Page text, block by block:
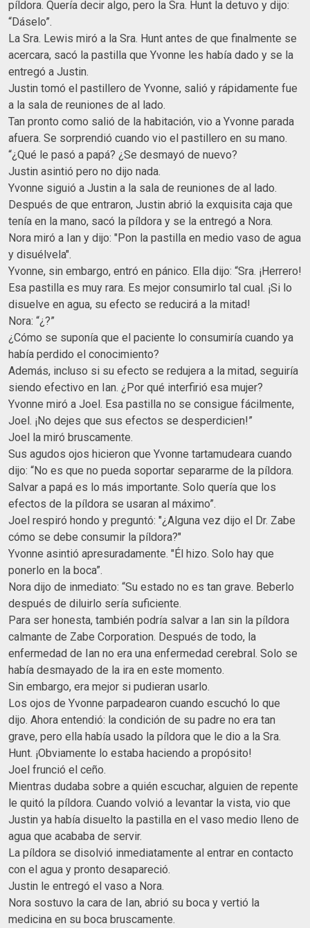
píldora. Quería decir algo, pero la Sra. Hunt la detuvo y dijo:
“Dáselo”.
La Sra. Lewis miró a la Sra. Hunt antes de que finalmente se
acercara, sacó la pastilla que Yvonne les había dado y se la
entregó a Justin.
Justin tomó el pastillero de Yvonne, salió y rápidamente fue
a la sala de reuniones de al lado.
Tan pronto como salió de la habitación, vio a Yvonne parada
afuera. Se sorprendió cuando vio el pastillero en su mano.
“¿Qué le pasó a papá? ¿Se desmayó de nuevo?
Justin asintió pero no dijo nada.
Yvonne siguió a Justin a la sala de reuniones de al lado.
Después de que entraron, Justin abrió la exquisita caja que
tenía en la mano, sacó la píldora y se la entregó a Nora.
Nora miró a Ian y dijo: "Pon la pastilla en medio vaso de agua
y disuélvela".
Yvonne, sin embargo, entró en pánico. Ella dijo: “Sra. ¡Herrero!
Esa pastilla es muy rara. Es mejor consumirlo tal cual. ¡Si lo
disuelve en agua, su efecto se reducirá a la mitad!
Nora: “¿?”
¿Cómo se suponía que el paciente lo consumiría cuando ya
había perdido el conocimiento?
Además, incluso si su efecto se redujera a la mitad, seguiría
siendo efectivo en Ian. ¿Por qué interfirió esa mujer?
Yvonne miró a Joel. Esa pastilla no se consigue fácilmente,
Joel. ¡No dejes que sus efectos se desperdicien!”
Joel la miró bruscamente.
Sus agudos ojos hicieron que Yvonne tartamudeara cuando
dijo: “No es que no pueda soportar separarme de la píldora.
Salvar a papá es lo más importante. Solo quería que los
efectos de la píldora se usaran al máximo”.
Joel respiró hondo y preguntó: "¿Alguna vez dijo el Dr. Zabe
cómo se debe consumir la píldora?"
Yvonne asintió apresuradamente. "Él hizo. Solo hay que
ponerlo en la boca”.
Nora dijo de inmediato: “Su estado no es tan grave. Beberlo
después de diluirlo sería suficiente.
Para ser honesta, también podría salvar a Ian sin la píldora
calmante de Zabe Corporation. Después de todo, la
enfermedad de Ian no era una enfermedad cerebral. Solo se
había desmayado de la ira en este momento.
Sin embargo, era mejor si pudieran usarlo.
Los ojos de Yvonne parpadearon cuando escuchó lo que
dijo. Ahora entendió: la condición de su padre no era tan
grave, pero ella había usado la píldora que le dio a la Sra.
Hunt. ¡Obviamente lo estaba haciendo a propósito!
Joel frunció el ceño.
Mientras dudaba sobre a quién escuchar, alguien de repente
le quitó la píldora. Cuando volvió a levantar la vista, vio que
Justin ya había disuelto la pastilla en el vaso medio lleno de
agua que acababa de servir.
La píldora se disolvió inmediatamente al entrar en contacto
con el agua y pronto desapareció.
Justin le entregó el vaso a Nora.
Nora sostuvo la cara de Ian, abrió su boca y vertió la
medicina en su boca bruscamente.